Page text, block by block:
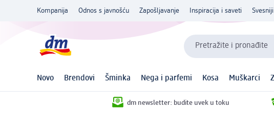
Kompanija Odnos s javnošću Zapošljavanje Inspiracija i saveti
Pretražite i pronađite
Novo Brendovi Šminka Nega i parfemi Kosa Muškarci
dm newsletter: budite uvek u toku